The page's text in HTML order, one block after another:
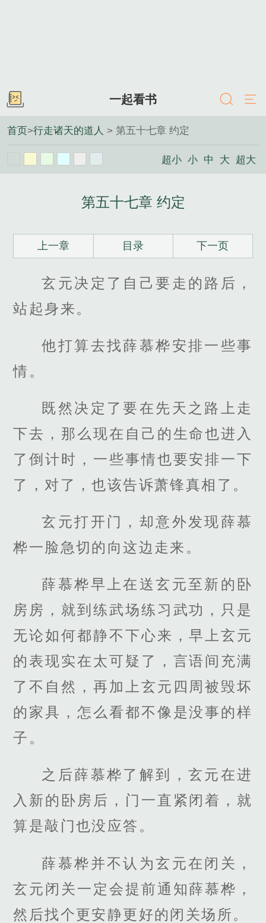
一起看书
首页>行走诸天的道人 > 第五十七章 约定
超小 小 中 大 超大
第五十七章 约定
上一章 目录 下一页
玄元决定了自己要走的路后，
站起身来。
他打算去找薛慕桦安排一些事
情。
既然决定了要在先天之路上走
下去，那么现在自己的生命也进入
了倒计时，一些事情也要安排一下
了，对了，也该告诉萧锋真相了。
玄元打开门，却意外发现薛慕
桦一脸急切的向这边走来。
薛慕桦早上在送玄元至新的卧
房房，就到练武场练习武功，只是
无论如何都静不下心来，早上玄元
的表现实在太可疑了，言语间充满
了不自然，再加上玄元四周被毁坏
的家具，怎么看都不像是没事的样
子。
之后薛慕桦了解到，玄元在进
入新的卧房后，门一直紧闭着，就
算是敲门也没应答。
薛慕桦并不认为玄元在闭关，
玄元闭关一定会提前通知薛慕桦，
然后找个更安静更好的闭关场所。